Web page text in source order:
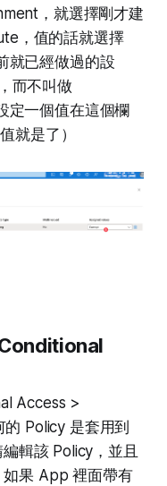
，就選擇剛才建
，值的話就選擇
就已經做過的設
而不叫做
定一個值在這個欄
就是了）
Access >
Policy 是套用到
輯該 Policy，並且
果 App 裡面帶有